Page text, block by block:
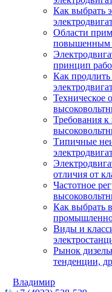
Как выбрать
Области
повышенным
принцип
Как
Техническое
Требования
Типичные
отличия от
Частотное
Как выбрать
Виды и
Рынок
тенденции,
Владимир